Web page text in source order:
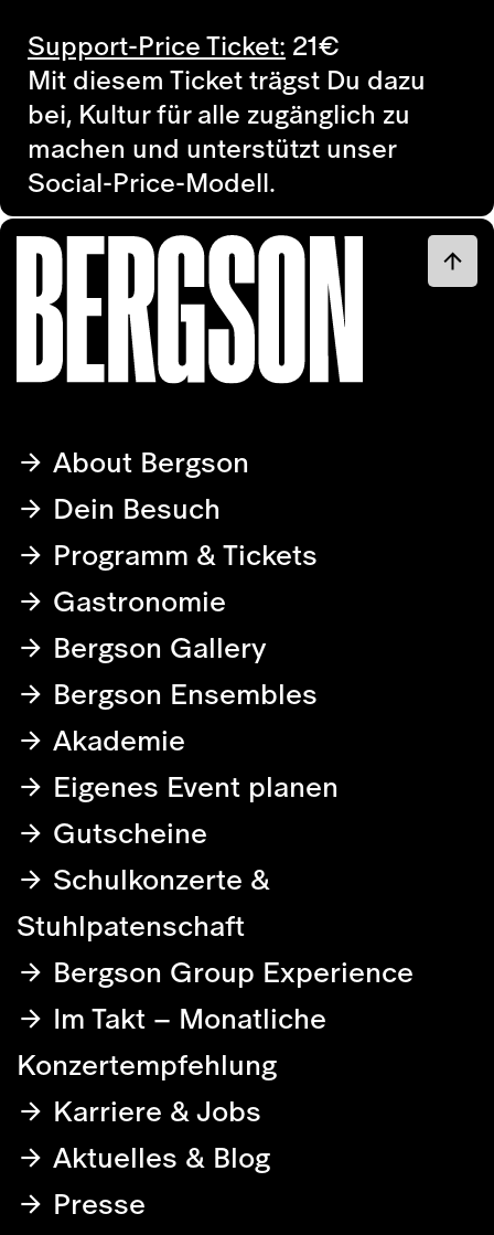
Support-Price Ticket: 21€
Mit diesem Ticket trägst Du dazu
bei, Kultur für alle zugänglich zu
machen und unterstützt unser
Social-Price-Modell.
About Bergson
Dein Besuch
Programm & Tickets
Gastronomie
Bergson Gallery
Bergson Ensembles
Akademie
Eigenes Event planen
Gutscheine
Schulkonzerte &
Stuhlpatenschaft
Bergson Group Experience
Im Takt – Monatliche
Konzertempfehlung
Karriere & Jobs
Aktuelles & Blog
Presse